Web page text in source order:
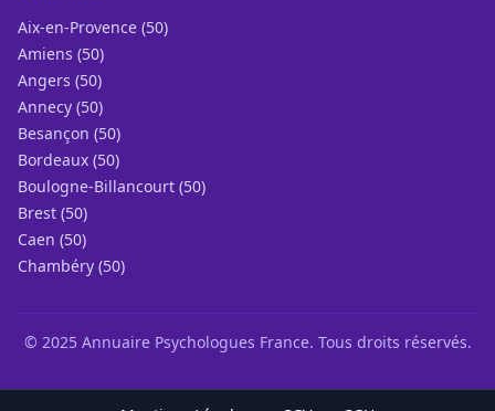
Aix-en-Provence (50)
Amiens (50)
Angers (50)
Annecy (50)
Besançon (50)
Bordeaux (50)
Boulogne-Billancourt (50)
Brest (50)
Caen (50)
Chambéry (50)
© 2025 Annuaire Psychologues France. Tous droits réservés.